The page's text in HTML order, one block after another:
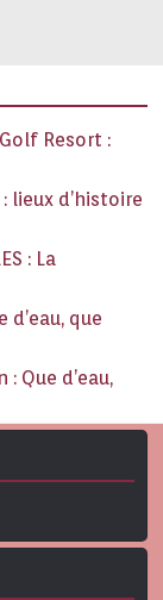
Resort :
lieux d’histoire
: La
que
Que d’eau,